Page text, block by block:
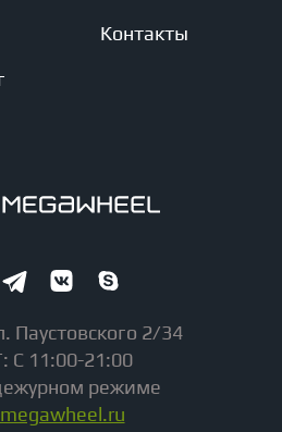
Контакты
Паустовского 2/34
С 11:00-21:00
режиме